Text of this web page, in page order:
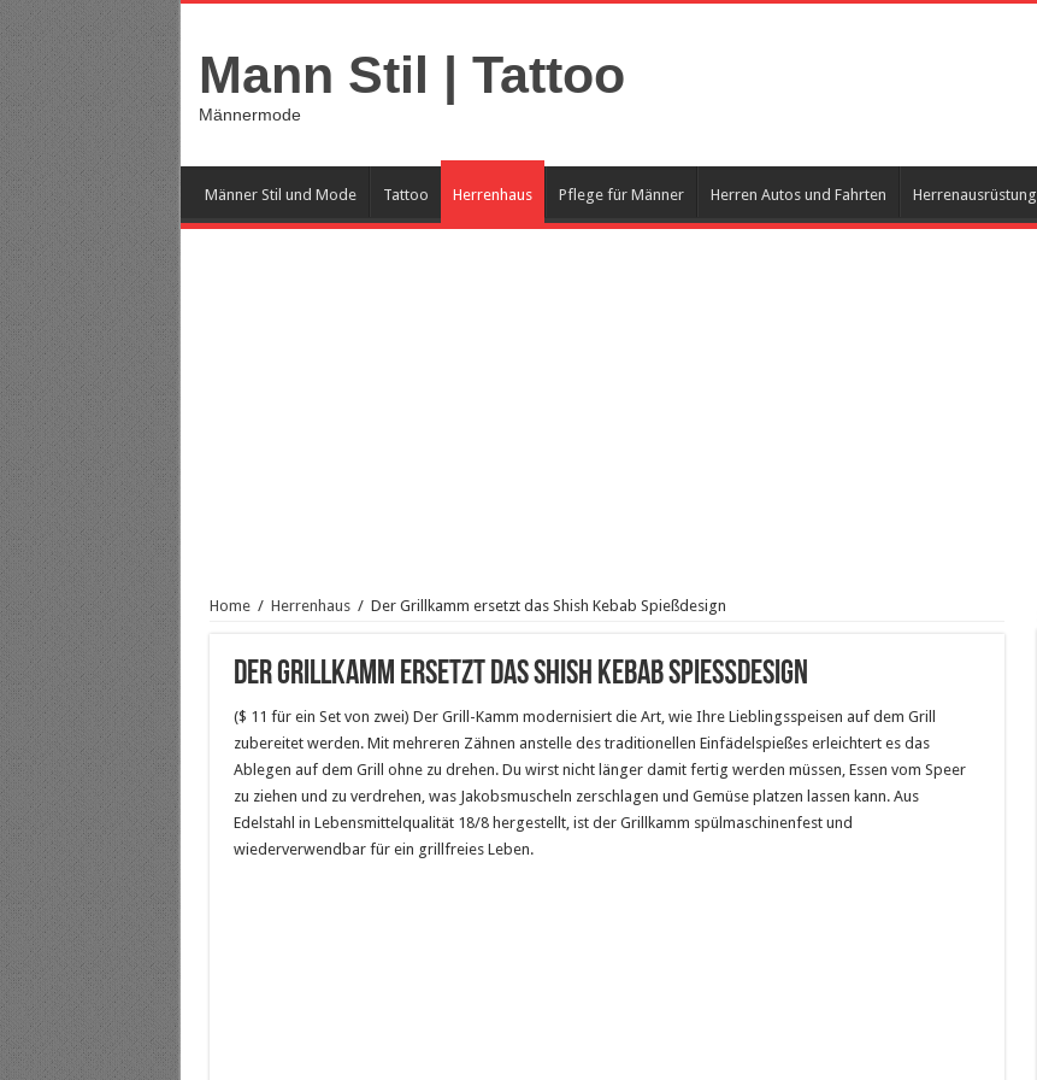
Mann Stil | Tattoo
Männermode
Männer Stil und Mode Tattoo Herrenhaus Pflege für Männer Herren Autos und Fahrten Herrenausrüstung
Home / Herrenhaus / Der Grillkamm ersetzt das Shish Kebab Spießdesign
Der Grillkamm ersetzt das Shish Kebab Spießdesign
($ 11 für ein Set von zwei) Der Grill-Kamm modernisiert die Art, wie Ihre Lieblingsspeisen auf dem Grill
zubereitet werden. Mit mehreren Zähnen anstelle des traditionellen Einfädelspießes erleichtert es das
Ablegen auf dem Grill ohne zu drehen. Du wirst nicht länger damit fertig werden müssen, Essen vom Speer
zu ziehen und zu verdrehen, was Jakobsmuscheln zerschlagen und Gemüse platzen lassen kann. Aus
Edelstahl in Lebensmittelqualität 18/8 hergestellt, ist der Grillkamm spülmaschinenfest und
wiederverwendbar für ein grillfreies Leben.